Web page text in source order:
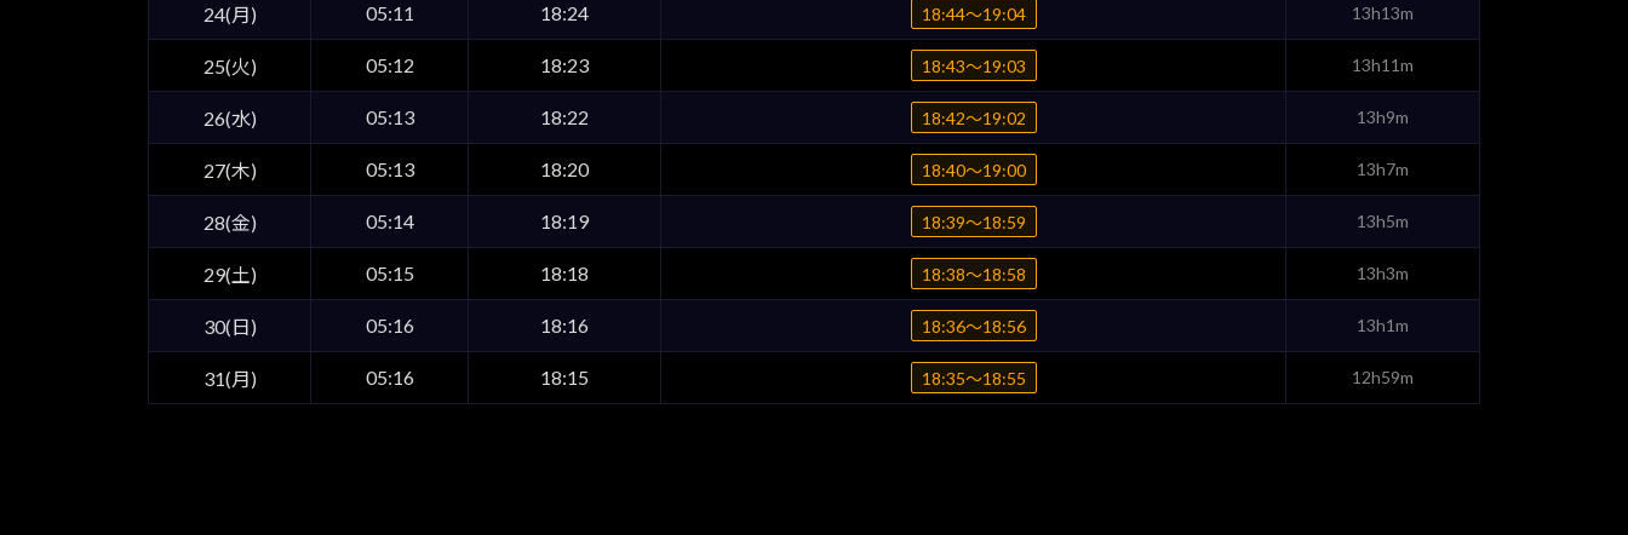
24(月) 05:11 18:24 18:44〜19:04 13h13m
25(火) 05:12 18:23 18:43〜19:03 13h11m
26(水) 05:13 18:22 18:42〜19:02 13h9m
27(木) 05:13 18:20 18:40〜19:00 13h7m
28(金) 05:14 18:19 18:39〜18:59 13h5m
29(土) 05:15 18:18 18:38〜18:58 13h3m
30(日) 05:16 18:16 18:36〜18:56 13h1m
31(月) 05:16 18:15 18:35〜18:55 12h59m